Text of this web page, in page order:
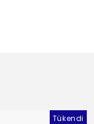
Tükendi